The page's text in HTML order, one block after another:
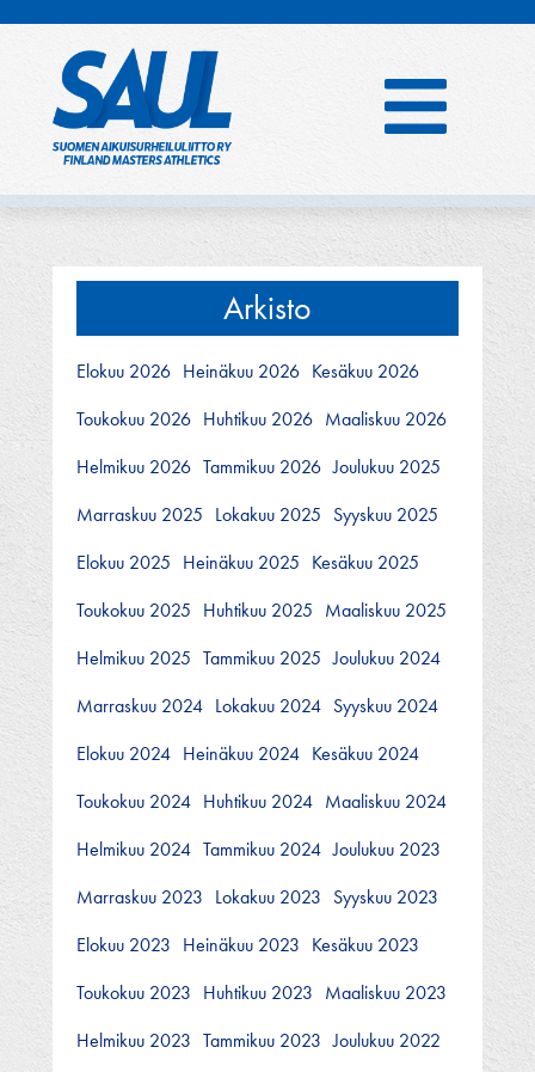
Arkisto
Elokuu 2026 Heinäkuu 2026 Kesäkuu 2026
Toukokuu 2026 Huhtikuu 2026 Maaliskuu 2026
Helmikuu 2026 Tammikuu 2026 Joulukuu 2025
Marraskuu 2025 Lokakuu 2025 Syyskuu 2025
Elokuu 2025 Heinäkuu 2025 Kesäkuu 2025
Toukokuu 2025 Huhtikuu 2025 Maaliskuu 2025
Helmikuu 2025 Tammikuu 2025 Joulukuu 2024
Marraskuu 2024 Lokakuu 2024 Syyskuu 2024
Elokuu 2024 Heinäkuu 2024 Kesäkuu 2024
Toukokuu 2024 Huhtikuu 2024 Maaliskuu 2024
Helmikuu 2024 Tammikuu 2024 Joulukuu 2023
Marraskuu 2023 Lokakuu 2023 Syyskuu 2023
Elokuu 2023 Heinäkuu 2023 Kesäkuu 2023
Toukokuu 2023 Huhtikuu 2023 Maaliskuu 2023
Helmikuu 2023 Tammikuu 2023 Joulukuu 2022